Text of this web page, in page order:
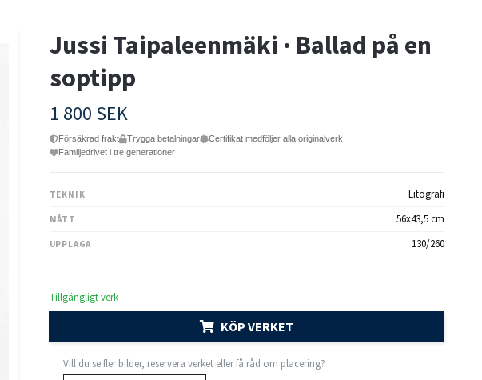
Jussi Taipaleenmäki · Ballad på en
soptipp
1 800 SEK
Försäkrad frakt Trygga betalningar
Certifikat medföljer alla originalverk
Familjedrivet i tre generationer
TEKNIK Litografi
MÅTT 56x43,5 cm
UPPLAGA 130/260
Tillgängligt verk
KÖP VERKET
Vill du se fler bilder, reservera verket eller få råd om placering?